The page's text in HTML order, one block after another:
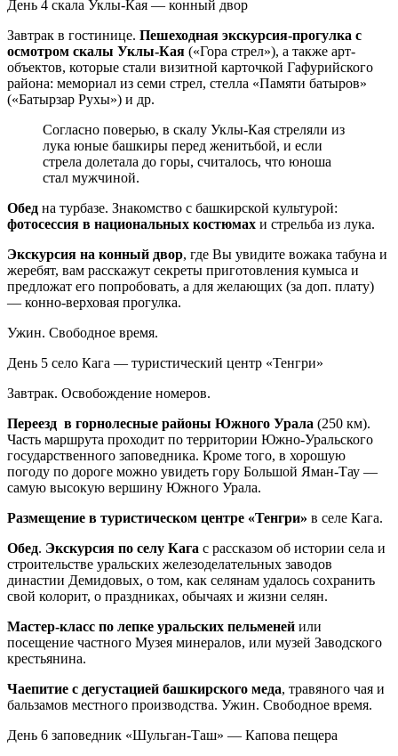
День 4 скала Уклы-Кая — конный двор
Завтрак в гостинице. Пешеходная экскурсия-прогулка с
осмотром скалы Уклы-Кая («Гора стрел»), а также арт-
объектов, которые стали визитной карточкой Гафурийского
района: мемориал из семи стрел, стелла «Памяти батыров»
(«Батырзар Рухы») и др.
Согласно поверью, в скалу Уклы-Кая стреляли из
лука юные башкиры перед женитьбой, и если
стрела долетала до горы, считалось, что юноша
стал мужчиной.
Обед на турбазе. Знакомство с башкирской культурой:
фотосессия в национальных костюмах и стрельба из лука.
Экскурсия на конный двор, где Вы увидите вожака табуна и
жеребят, вам расскажут секреты приготовления кумыса и
предложат его попробовать, а для желающих (за доп. плату)
— конно-верховая прогулка.
Ужин. Свободное время.
День 5 село Кага — туристический центр «Тенгри»
Завтрак. Освобождение номеров.
Переезд в горнолесные районы Южного Урала (250 км).
Часть маршрута проходит по территории Южно-Уральского
государственного заповедника. Кроме того, в хорошую
погоду по дороге можно увидеть гору Большой Яман-Тау —
самую высокую вершину Южного Урала.
Размещение в туристическом центре «Тенгри» в селе Кага.
Обед. Экскурсия по селу Кага с рассказом об истории села и
строительстве уральских железоделательных заводов
династии Демидовых, о том, как селянам удалось сохранить
свой колорит, о праздниках, обычаях и жизни селян.
Мастер-класс по лепке уральских пельменей или
посещение частного Музея минералов, или музей Заводского
крестьянина.
Чаепитие с дегустацией башкирского меда, травяного чая и
бальзамов местного производства. Ужин. Свободное время.
День 6 заповедник «Шульган-Таш» — Капова пещера